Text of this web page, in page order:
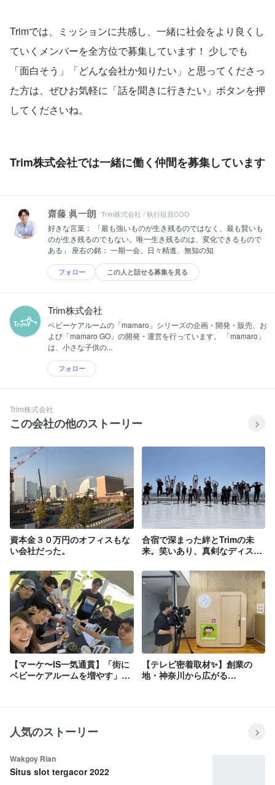
Trimでは、ミッションに共感し、一緒に社会をより良くし
ていくメンバーを全方位で募集しています！ 少しでも
「面白そう」「どんな会社か知りたい」と思ってくださっ
た方は、ぜひお気軽に「話を聞きに行きたい」ボタンを押
してくださいね。
Trim株式会社では一緒に働く仲間を募集しています
齋藤 眞一朗 Trim株式会社 / 執行役員COO
好きな言葉： 「最も強いものが生き残るのではなく、最も賢いも
のが生き残るのでもない。唯一生き残るのは、変化できるもので
ある」 座右の銘： 一期一会、日々精進、無知の知
フォロー この人と話せる募集を見る
Trim株式会社
ベビーケアルームの「mamaro」シリーズの企画・開発・販売、お
よび「mamaro GO」の開発・運営を行っています。 「mamaro」
は、小さな子供の...
フォロー
Trim株式会社
この会社の他のストーリー
資本金３０万円のオフィスもな
い会社だった。
合宿で深まった絆とTrimの未
来。笑いあり、真剣なディスカ
【マーケ〜IS一気通貫】「街に
ベビーケアルームを増やす」を
【テレビ密着取材✨】創業の
地・神奈川から広がる
人気のストーリー
Wakgoy Rian
Situs slot tergacor 2022